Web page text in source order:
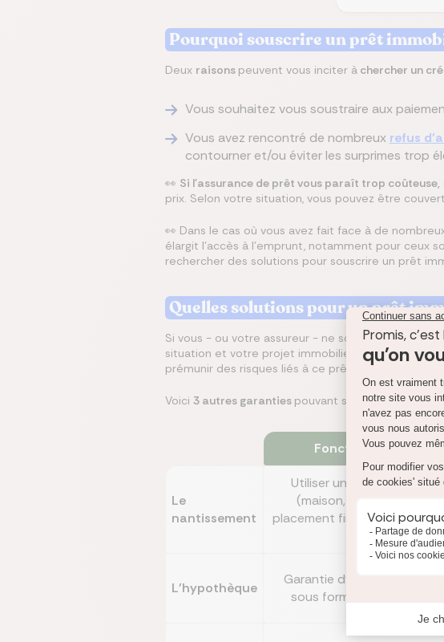
Pourquoi souscrire un prêt
Deux raisons peuvent vous inciter à chercher un
Vous souhaitez vous soustraire aux
Vous avez rencontré de nombreux refus
contourner et/ou éviter les surprimes trop
👀 Si l'assurance de prêt vous paraît trop coûteuse,
prix. Selon votre situation, vous pouvez être
👀 Dans le cas où vous avez fait face à de
élargit l'accès à l'emprunt, notamment pour ceux
rechercher des solutions pour souscrire un prêt
Quelles solutions pour un prêt
Si vous - ou votre assureur - ne souhaitez pas
situation et votre projet immobilier,
prémunir des risques liés à ce prêt.
Voici 3 autres garanties pouvant se substituer à
Fonctionnement
Le
nantissement
Utiliser un bien en garantie
(maison, voiture...) ou un
placement financier
vie)
L'hypothèque
Garantie d'un bien immobilier
sous forme d'hypothèque